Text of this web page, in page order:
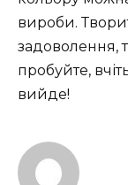
вироби.
задоволення,
пробуйте,
вийде!